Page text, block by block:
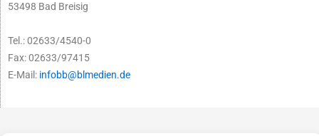
53498 Bad Breisig
Tel.: 02633/4540-0
Fax: 02633/97415
E-Mail: infobb@blmedien.de